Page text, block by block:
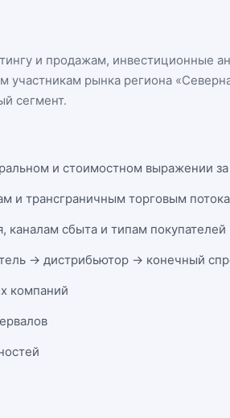
и продажам, инвестиционные
участникам рынка региона
сегмент.
и стоимостном выражении
и трансграничным торговым
каналам сбыта и типам покупателей
→ дистрибьютор → конечный
компаний